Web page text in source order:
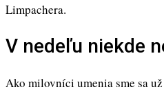
Limpachera.
V nedeľu niekde
Ako milovníci umenia sme sa